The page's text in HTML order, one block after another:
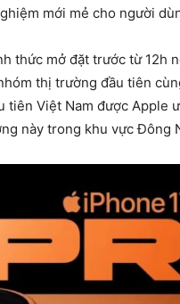
mới mẻ cho người
thức mở đặt trước từ 12h
thị trường đầu tiên
tiên Việt Nam được Apple
này trong khu vực Đông